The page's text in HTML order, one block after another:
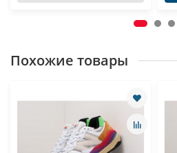
Похожие товары